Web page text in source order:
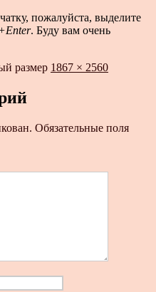
пожалуйста, выделите
. Буду вам очень
размер 1867 × 2560
Обязательные поля